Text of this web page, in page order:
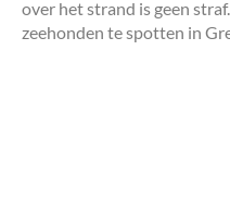
over het strand is geen
zeehonden te spotten in